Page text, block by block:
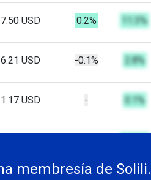
USD 0.2% 11.3%
USD -0.1% 2.8%
USD - 0.1%
membresía de Solili.